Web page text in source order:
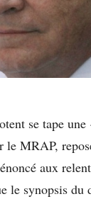
se tape une
le MRAP,
aux
le synopsis